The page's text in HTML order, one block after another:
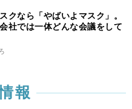
クなら「やばいよマスク」。
社では一体どんな会議をして
報